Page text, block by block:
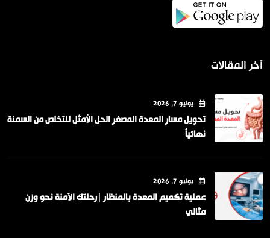
آخر المقالات
يوليو 7
, 2026
تحويل مسار المعدة المصغر الحل الأمثل للتخلص من السمنة
نهائياً
يوليو 7
, 2026
عملية تكميم المعدة بالمنظار |رحلتك الآمنة نحو وزن
مثالي